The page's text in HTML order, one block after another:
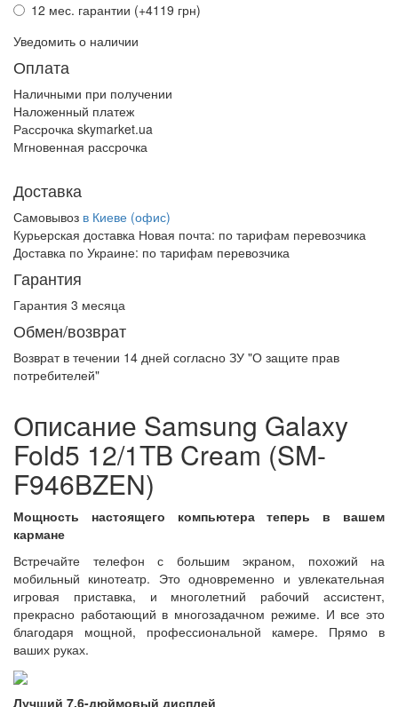
12 мес. гарантии (+4119 грн)
Уведомить о наличии
Оплата
Наличными при получении
Наложенный платеж
Рассрочка skymarket.ua
Мгновенная рассрочка
Доставка
Самовывоз в Киеве (офис)
Курьерская доставка Новая почта: по тарифам перевозчика
Доставка по Украине: по тарифам перевозчика
Гарантия
Гарантия 3 месяца
Обмен/возврат
Возврат в течении 14 дней согласно ЗУ "О защите прав
потребителей"
Описание Samsung Galaxy
Fold5 12/1TB Cream (SM-
F946BZEN)
Мощность настоящего компьютера теперь в вашем
кармане
Встречайте телефон с большим экраном, похожий на
мобильный кинотеатр. Это одновременно и увлекательная
игровая приставка, и многолетний рабочий ассистент,
прекрасно работающий в многозадачном режиме. И все это
благодаря мощной, профессиональной камере. Прямо в
ваших руках.
Лучший 7.6-дюймовый дисплей